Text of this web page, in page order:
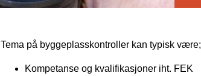
Tema på byggeplasskontroller kan typisk være;
Kompetanse og kvalifikasjoner iht. FEK